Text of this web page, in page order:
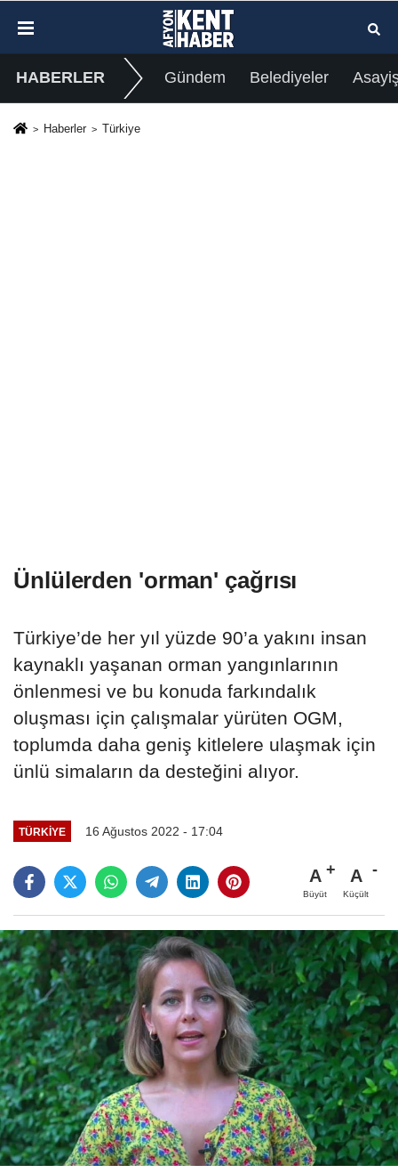
HABERLER Gündem Belediyeler
Haberler Türkiye
Ünlülerden 'orman' çağrısı
Türkiye’de her yıl yüzde 90’a yakını insan
kaynaklı yaşanan orman yangınlarının
önlenmesi ve bu konuda farkındalık
oluşması için çalışmalar yürüten OGM,
toplumda daha geniş kitlelere ulaşmak için
ünlü simaların da desteğini alıyor.
TÜRKIYE 16 Ağustos 2022 - 17:04
A
Büyüt
A
Küçült